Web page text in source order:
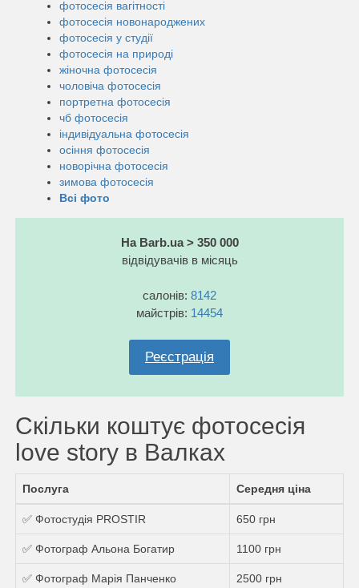
фотосесія вагітності
фотосесія новонароджених
фотосесія у студії
фотосесія на природі
жіночна фотосесія
чоловіча фотосесія
портретна фотосесія
чб фотосесія
індивідуальна фотосесія
осіння фотосесія
новорічна фотосесія
зимова фотосесія
Всі фото
На Barb.ua > 350 000
відвідувачів в місяць
салонів: 8142
майстрів: 14454
Реєстрація
Скільки коштує фотосесія
love story в Валках
Послуга Середня ціна
✅ Фотостудiя PROSTIR 650 грн
✅ Фотограф Альона Богатир 1100 грн
✅ Фотограф Марія Панченко 2500 грн